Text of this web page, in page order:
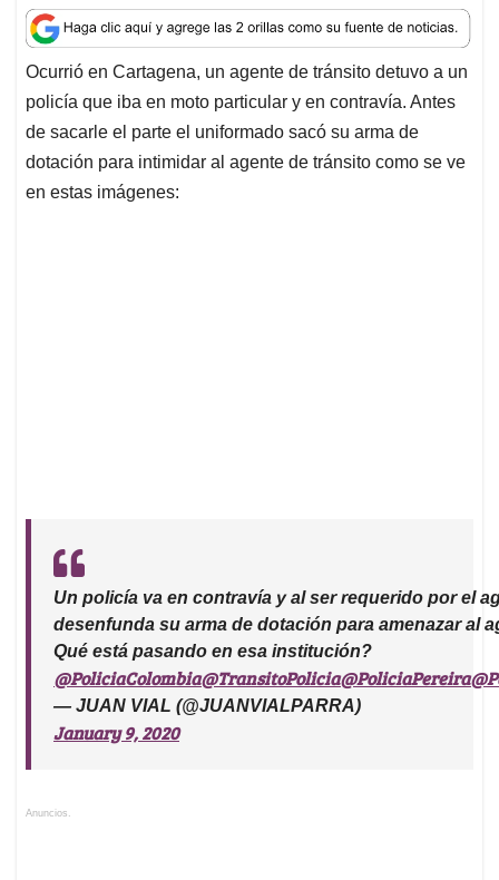
a
t
s
A
p
p
c
e
b
o
o
k
n
k
e
d
I
n
a
i
r
e
a
d
s
Ocurrió en Cartagena, un agente de tránsito detuvo a un
policía que iba en moto particular y en contravía. Antes
de sacarle el parte el uniformado sacó su arma de
dotación para intimidar al agente de tránsito como se ve
en estas imágenes:
Un policía va en contravía y al ser requerido por el
desenfunda su arma de dotación para amenazar al
Qué está pasando en esa institución?
@PoliciaColombia@TransitoPolicia@PoliciaPereira
— JUAN VIAL (@JUANVIALPARRA)
January 9, 2020
Anuncios.